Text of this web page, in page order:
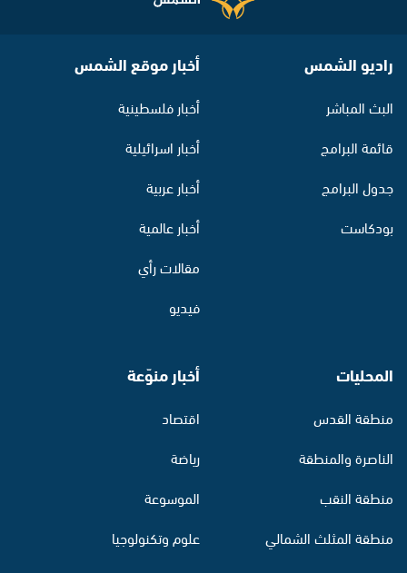
راديو الشمس
البث المباشر
قائمة البرامج
جدول البرامج
بودكاست
أخبار موقع الشمس
أخبار فلسطينية
أخبار اسرائيلية
أخبار عربية
أخبار عالمية
مقالات رأي
فيديو
المحليات
منطقة القدس
الناصرة والمنطقة
منطقة النقب
منطقة المثلث الشمالي
أخبار منوّعة
اقتصاد
رياضة
الموسوعة
علوم وتكنولوجيا